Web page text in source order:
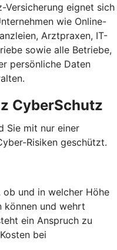
Versicherung eignet sich
wie Online-
Arztpraxen, IT-
sowie alle Betriebe,
persönliche Daten
CyberSchutz
Sie mit nur einer
Risiken geschützt.
und in welcher Höhe
können und wehrt
ein Anspruch zu
bei